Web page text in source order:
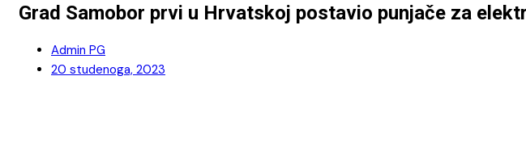
Grad Samobor prvi u Hrvatskoj postavio punjače za
Admin PG
20 studenoga, 2023